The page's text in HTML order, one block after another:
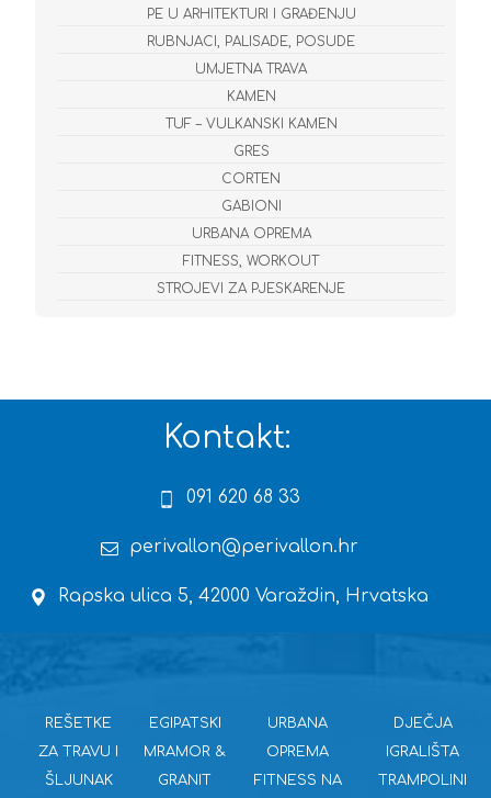
PE U ARHITEKTURI I GRAĐENJU
RUBNJACI, PALISADE, POSUDE
UMJETNA TRAVA
KAMEN
TUF – VULKANSKI KAMEN
GRES
CORTEN
GABIONI
URBANA OPREMA
FITNESS, WORKOUT
STROJEVI ZA PJESKARENJE
Kontakt:
091 620 68 33
perivallon@perivallon.hr
Rapska ulica 5, 42000 Varaždin, Hrvatska
REŠETKE
ZA TRAVU I
ŠLJUNAK
EGIPATSKI
MRAMOR &
GRANIT
URBANA
OPREMA
FITNESS NA
DJEČJA
IGRALIŠTA
TRAMPOLINI